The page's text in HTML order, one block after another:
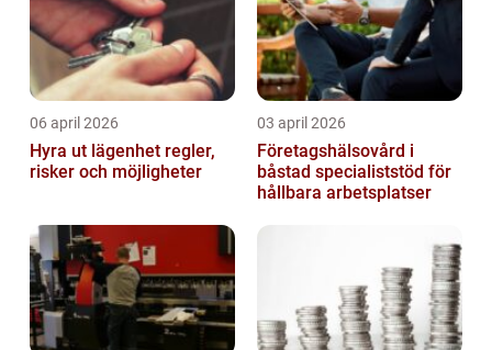
06 april 2026
Hyra ut lägenhet regler,
risker och möjligheter
03 april 2026
Företagshälsovård i
båstad specialiststöd för
hållbara arbetsplatser